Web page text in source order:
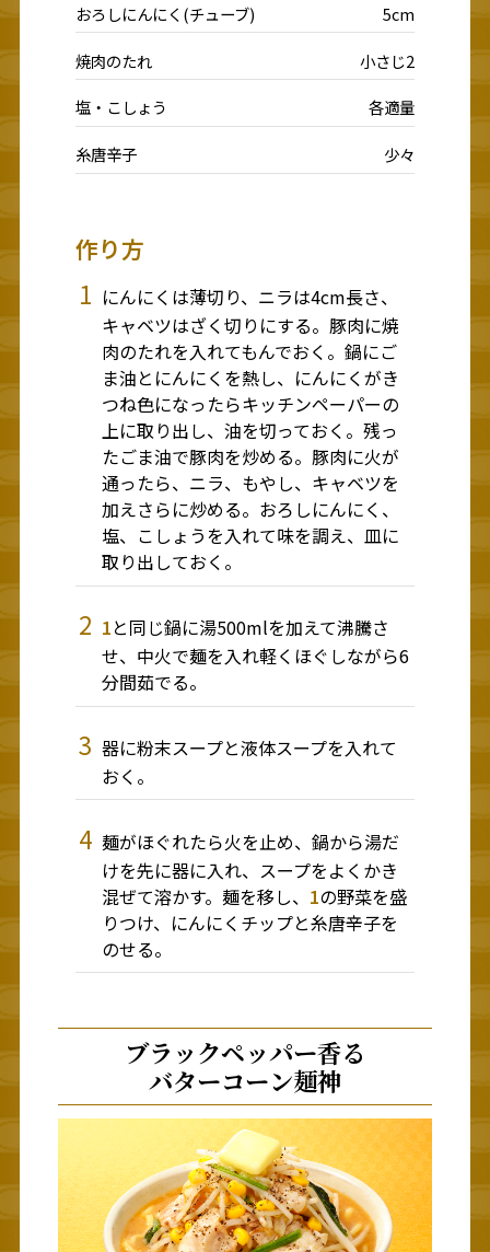
おろしにんにく(チューブ) 5cm
焼肉のたれ 小さじ2
塩・こしょう 各適量
糸唐辛子 少々
作り方
1 にんにくは薄切り、ニラは4cm長さ、
キャベツはざく切りにする。豚肉に焼
肉のたれを入れてもんでおく。鍋にご
ま油とにんにくを熱し、にんにくがき
つね色になったらキッチンペーパーの
上に取り出し、油を切っておく。残っ
たごま油で豚肉を炒める。豚肉に火が
通ったら、ニラ、もやし、キャベツを
加えさらに炒める。おろしにんにく、
塩、こしょうを入れて味を調え、皿に
取り出しておく。
2 1と同じ鍋に湯500mlを加えて沸騰さ
せ、中火で麺を入れ軽くほぐしながら6
分間茹でる。
3 器に粉末スープと液体スープを入れて
おく。
4 麺がほぐれたら火を止め、鍋から湯だ
けを先に器に入れ、スープをよくかき
混ぜて溶かす。麺を移し、 1の野菜を盛
りつけ、にんにくチップと糸唐辛子を
のせる。
ブラックペッパー香る
バターコーン麺神